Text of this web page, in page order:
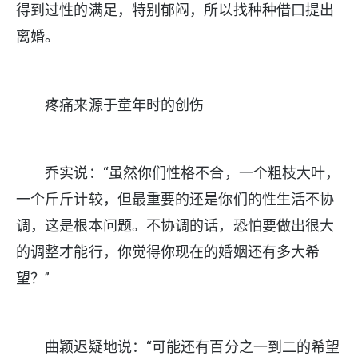
得到过性的满足，特别郁闷，所以找种种借口提出
离婚。
疼痛来源于童年时的创伤
乔实说：“虽然你们性格不合，一个粗枝大叶，
一个斤斤计较，但最重要的还是你们的性生活不协
调，这是根本问题。不协调的话，恐怕要做出很大
的调整才能行，你觉得你现在的婚姻还有多大希
望？”
曲颖迟疑地说：“可能还有百分之一到二的希望